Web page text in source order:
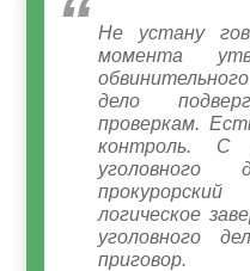
Не устану
момента
дело
проверкам.
контроль. С
уголовного
логическое
уголовного
приговор.